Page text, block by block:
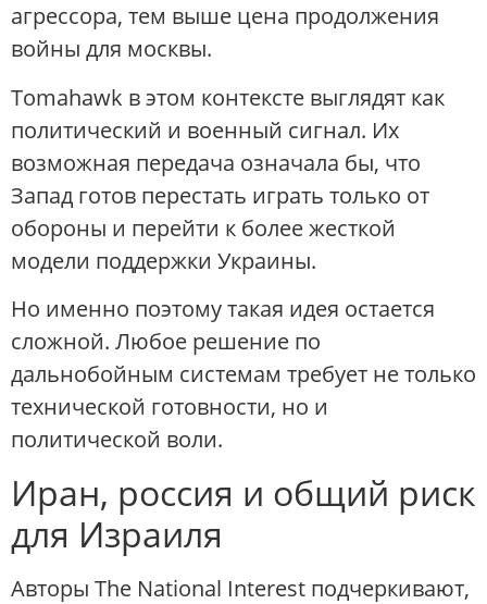
агрессора, тем выше цена продолжения
войны для москвы.
Tomahawk в этом контексте выглядят как
политический и военный сигнал. Их
возможная передача означала бы, что
Запад готов перестать играть только от
обороны и перейти к более жесткой
модели поддержки Украины.
Но именно поэтому такая идея остается
сложной. Любое решение по
дальнобойным системам требует не только
технической готовности, но и
политической воли.
Иран, россия и общий риск
для Израиля
Авторы The National Interest подчеркивают,